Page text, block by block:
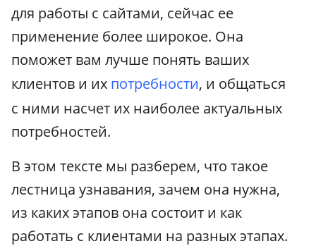
для работы с сайтами, сейчас ее
применение более широкое. Она
поможет вам лучше понять ваших
клиентов и их потребности, и общаться
с ними насчет их наиболее актуальных
потребностей.
В этом тексте мы разберем, что такое
лестница узнавания, зачем она нужна,
из каких этапов она состоит и как
работать с клиентами на разных этапах.